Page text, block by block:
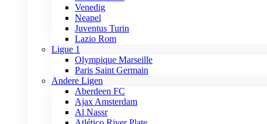
Venedig
Neapel
Juventus Turin
Lazio Rom
Ligue 1
Olympique Marseille
Paris Saint Germain
Andere Ligen
Aberdeen FC
Ajax Amsterdam
Al Nassr